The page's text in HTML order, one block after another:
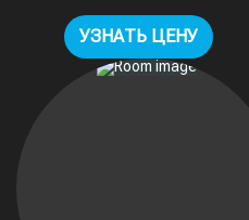
УЗНАТЬ ЦЕНУ